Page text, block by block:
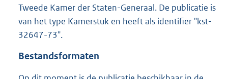
r
o
:
Tweede Kamer der Staten-Generaal. De publicatie is
van het type Kamerstuk en heeft als identifier "kst-
32647-73".
Bestandsformaten